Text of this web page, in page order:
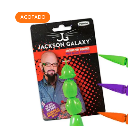
AGOTADO